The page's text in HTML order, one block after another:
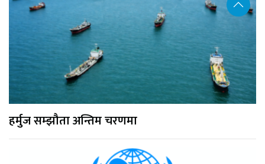
हर्मुज सम्झौता अन्तिम चरणमा